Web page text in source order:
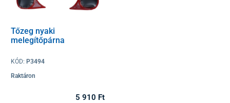
Tőzeg nyaki
melegítőpárna
KÓD: P3494
Raktáron
5 910 Ft